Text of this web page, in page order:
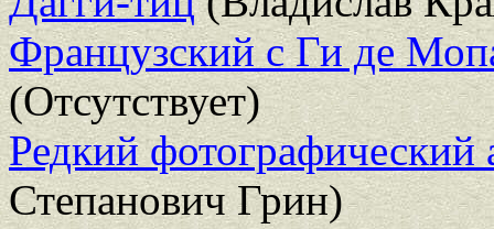
Французский с Ги де
(Отсутствует)
Редкий фотографический
Степанович Грин)